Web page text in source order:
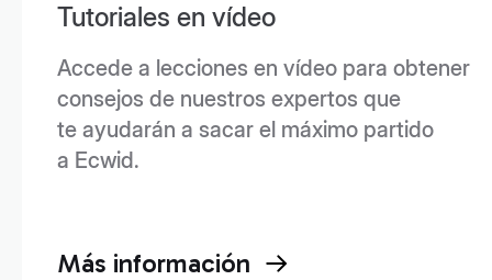
Tutoriales en vídeo
Accede a lecciones en vídeo para obtener
consejos de nuestros expertos que
te ayudarán a sacar el máximo partido
a Ecwid.
Más información